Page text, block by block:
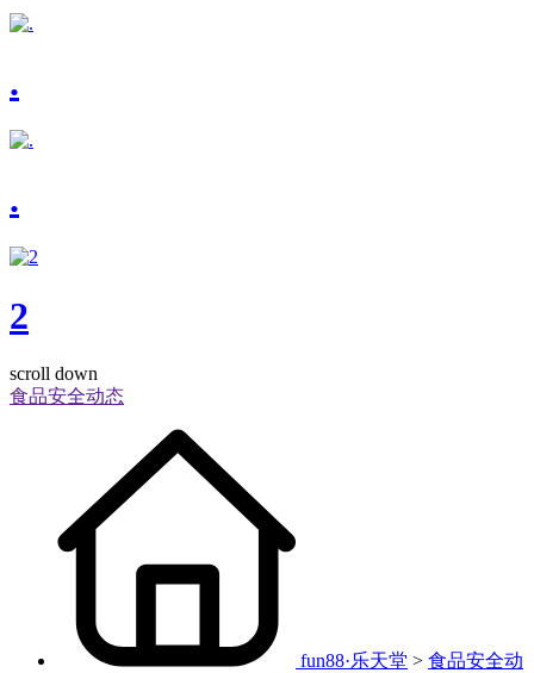
.
.
2
scroll down
食品安全动态
fun88·乐天堂 > 食品安全动